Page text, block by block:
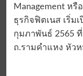
Management หรื
ธุรกิจฟิตเนส เริ่ม
กุมภาพันธ์ 2565
ถ.รามคำแหง หัว